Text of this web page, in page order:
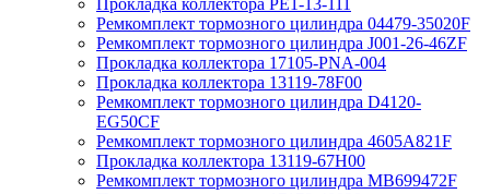
Прокладка коллектора PE1-13-111
Ремкомплект тормозного цилиндра 04479-35020F
Ремкомплект тормозного цилиндра J001-26-46ZF
Прокладка коллектора 17105-PNA-004
Прокладка коллектора 13119-78F00
Ремкомплект тормозного цилиндра D4120-
EG50CF
Ремкомплект тормозного цилиндра 4605A821F
Прокладка коллектора 13119-67H00
Ремкомплект тормозного цилиндра MB699472F